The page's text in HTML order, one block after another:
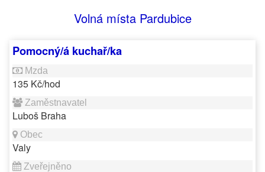
Volná místa Pardubice
Pomocný/á kuchař/ka
135 Kč/hod
Luboš Braha
Valy